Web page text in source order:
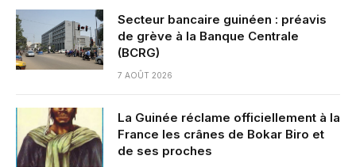
Secteur bancaire guinéen : préavis
de grève à la Banque Centrale
(BCRG)
7 AOÛT 2026
La Guinée réclame officiellement à la
France les crânes de Bokar Biro et
de ses proches